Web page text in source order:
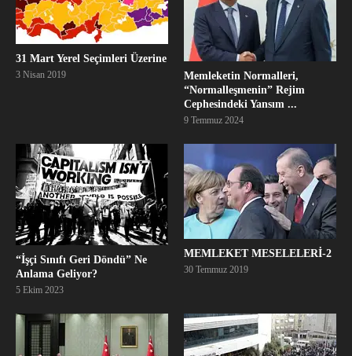
31 Mart Yerel Seçimleri Üzerine
3 Nisan 2019
Memleketin Normalleri,
“Normalleşmenin” Rejim
Cephesindeki Yansım ...
9 Temmuz 2024
“İşçi Sınıfı Geri Döndü” Ne
Anlama Geliyor?
5 Ekim 2023
MEMLEKET MESELELERİ-2
30 Temmuz 2019